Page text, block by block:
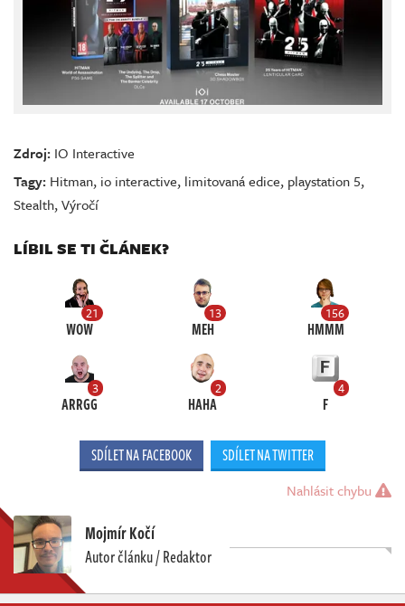
Zdroj: IO Interactive
Tagy: Hitman, io interactive, limitovaná edice, playstation 5,
Stealth,Výročí
LÍBIL SE TI ČLÁNEK?
21
WOW
13
MEH
156
HMMM
3
ARRGG
2
HAHA
4
F
SDÍLET NA FACEBOOK SDÍLET NA TWITTER
Nahlásit chybu
Mojmír Kočí
Autor článku / Redaktor